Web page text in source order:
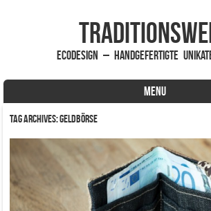
EcoDesign – handgefertigte
MENU
Skip to content
Tag Archives:Geldbörse